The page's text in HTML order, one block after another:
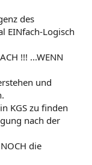
des
EINfach-Logisch
!!! ...WENN
und
KGS zu finden
nach der
die